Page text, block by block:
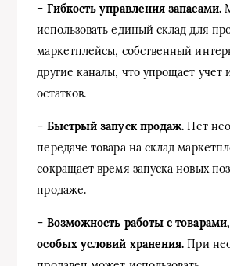
– Гибкость управления запасами.
использовать единый склад для
маркетплейсы, собственный
другие каналы, что упрощает учет
остатков.
– Быстрый запуск продаж. Нет
передаче товара на склад
сокращает время запуска новых
продаже.
– Возможность работы с
особых условий хранения. При